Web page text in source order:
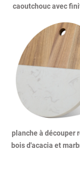
caoutchouc avec
découper
planche à découper
bois d'acacia et